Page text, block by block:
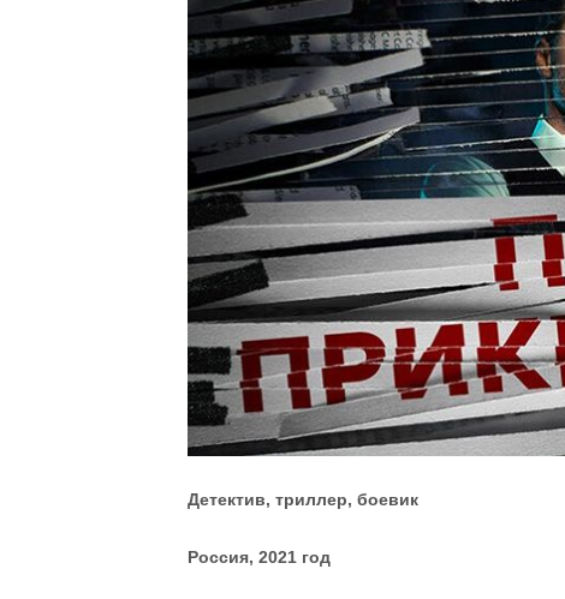
Детектив, триллер, боевик
Россия, 2021 год